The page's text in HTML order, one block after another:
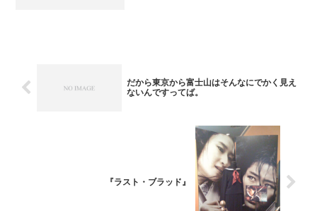
だから東京から富士山はそんなにでかく見え
ないんですってば。
『ラスト・ブラッド』